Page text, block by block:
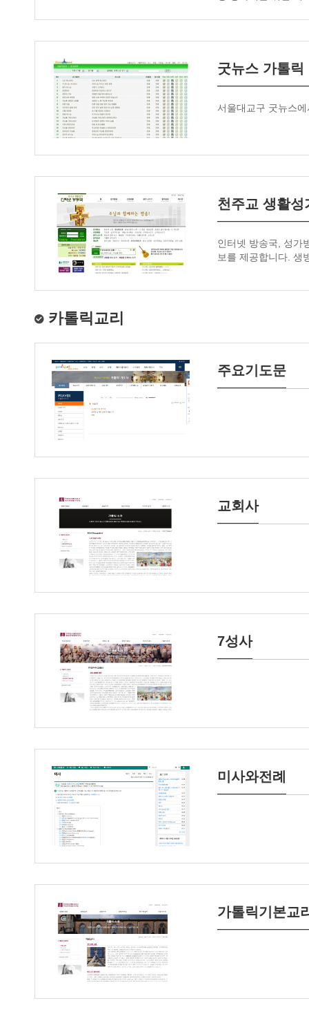
굿뉴스 가톨릭
서울대교구 굿뉴스
천주교 생활
인터넷 방송국, 성가
보를 제공합니다. 생
카톨릭교리
주요기도문
교회사
7성사
미사와전례
가톨릭기본교